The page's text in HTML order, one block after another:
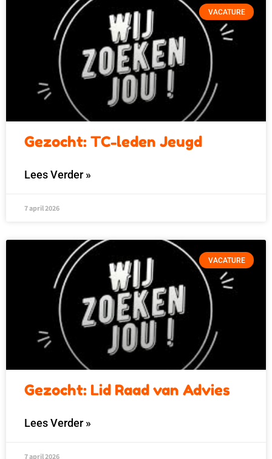
VACATURE
Gezocht: TC-leden Jeugd
Lees Verder »
7 april 2026
VACATURE
Gezocht: Lid Raad van Advies
Lees Verder »
7 april 2026